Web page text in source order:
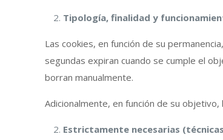
Tipología, finalidad y
Las cookies, en función de su
segundas expiran cuando se cumple el
borran manualmente.
Adicionalmente, en función de su
Estrictamente necesarias